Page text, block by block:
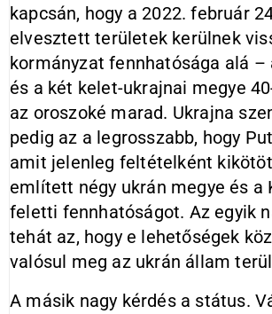
kapcsán, hogy a 2022. február
elvesztett területek kerülnek
kormányzat fennhatósága alá –
és a két kelet-ukrajnai megye
az oroszoké marad. Ukrajna
pedig az a legrosszabb, hogy
amit jelenleg feltételként
említett négy ukrán megye és a
feletti fennhatóságot. Az egyik
tehát az, hogy e lehetőségek
valósul meg az ukrán állam
A másik nagy kérdés a státus.